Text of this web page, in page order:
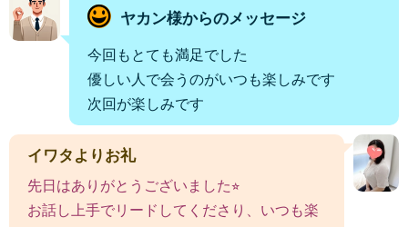
ヤカン様からのメッセージ
今回もとても満足でした
優しい人で会うのがいつも楽しみです
次回が楽しみです
イワタよりお礼
先日はありがとうございました⭐︎
お話し上手でリードしてくださり、いつも楽